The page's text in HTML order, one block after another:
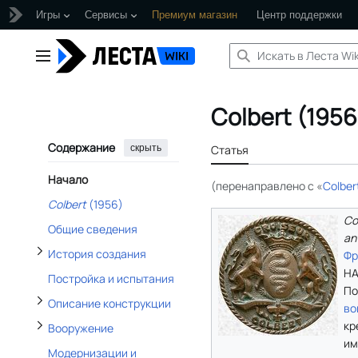
Игры Сервисы Премиум магазин Центр поддержки
содержанию
Главное меню
Содержание скрыть
Начало
Colbert(1956)
Общие сведения
История создания
Отобразить/Скрыть подраздел История создания
Постройка и испытания
Описание конструкции
Отобразить/Скрыть подраздел Описание конструкции
Вооружение
Отобразить/Скрыть подраздел Вооружение
Модернизации и
Отобразить/Скрыть подраздел История службы
Colbert
Статья
(перенаправлено с «